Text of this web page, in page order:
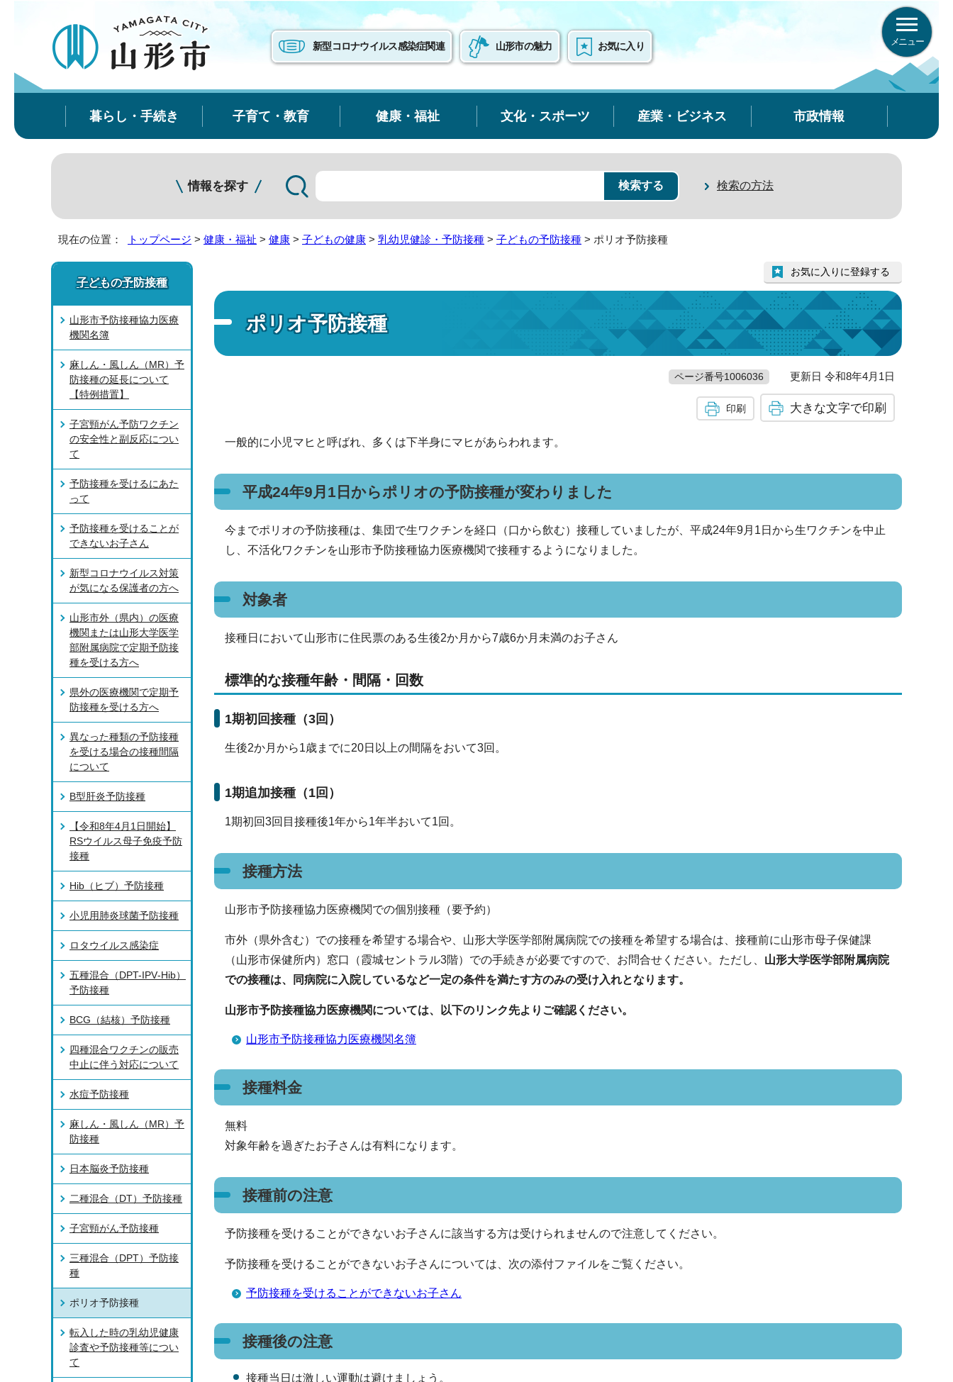
新型コロナウイルス感染症関連 山形市の魅力 お気に入り メニュー
暮らし・手続き 子育て・教育 健康・福祉 文化・スポーツ 産業・ビジネス 市政情報
情報を探す 検索の方法
現在の位置： トップページ > 健康・福祉 > 健康 > 子どもの健康 > 乳幼児健診・予防接種 > 子どもの予防接種 > ポリオ予防接種
ポリオ予防接種
お気に入りに登録する
ページ番号1006036 更新日 令和8年4月1日
印刷 大きな文字で印刷
一般的に小児マヒと呼ばれ、多くは下半身にマヒがあらわれます。
平成24年9月1日からポリオの予防接種が変わりました
今までポリオの予防接種は、集団で生ワクチンを経口（口から飲む）接種していましたが、平成24年9月1日から生ワクチンを中止
し、不活化ワクチンを山形市予防接種協力医療機関で接種するようになりました。
対象者
接種日において山形市に住民票のある生後2か月から7歳6か月未満のお子さん
標準的な接種年齢・間隔・回数
1期初回接種（3回）
生後2か月から1歳までに20日以上の間隔をおいて3回。
1期追加接種（1回）
1期初回3回目接種後1年から1年半おいて1回。
接種方法
山形市予防接種協力医療機関での個別接種（要予約）
市外（県外含む）での接種を希望する場合や、山形大学医学部附属病院での接種を希望する場合は、接種前に山形市母子保健課
（山形市保健所内）窓口（霞城セントラル3階）での手続きが必要ですので、お問合せください。ただし、 山形大学医学部附属病院
での接種は、同病院に入院しているなど一定の条件を満たす方のみの受け入れとなります。
山形市予防接種協力医療機関については、以下のリンク先よりご確認ください。
山形市予防接種協力医療機関名簿
接種料金
無料
対象年齢を過ぎたお子さんは有料になります。
接種前の注意
予防接種を受けることができないお子さんに該当する方は受けられませんので注意してください。
予防接種を受けることができないお子さんについては、次の添付ファイルをご覧ください。
予防接種を受けることができないお子さん
接種後の注意
接種当日は激しい運動は避けましょう。
子どもの予防接種
山形市予防接種協力医療
機関名簿
麻しん・風しん（MR）予
防接種の延長について
【特例措置】
子宮頸がん予防ワクチン
の安全性と副反応につい
て
予防接種を受けるにあた
って
予防接種を受けることが
できないお子さん
新型コロナウイルス対策
が気になる保護者の方へ
山形市外（県内）の医療
機関または山形大学医学
部附属病院で定期予防接
種を受ける方へ
県外の医療機関で定期予
防接種を受ける方へ
異なった種類の予防接種
を受ける場合の接種間隔
について
B型肝炎予防接種
【令和8年4月1日開始】
RSウイルス母子免疫予防
接種
Hib（ヒブ）予防接種
小児用肺炎球菌予防接種
ロタウイルス感染症
五種混合（DPT-IPV‐Hib）
予防接種
BCG（結核）予防接種
四種混合ワクチンの販売
中止に伴う対応について
水痘予防接種
麻しん・風しん（MR）予
防接種
日本脳炎予防接種
二種混合（DT）予防接種
子宮頸がん予防接種
三種混合（DPT）予防接
種
ポリオ予防接種
転入した時の乳幼児健康
診査や予防接種等につい
て